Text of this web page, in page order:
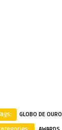
GLOBO DE OURO